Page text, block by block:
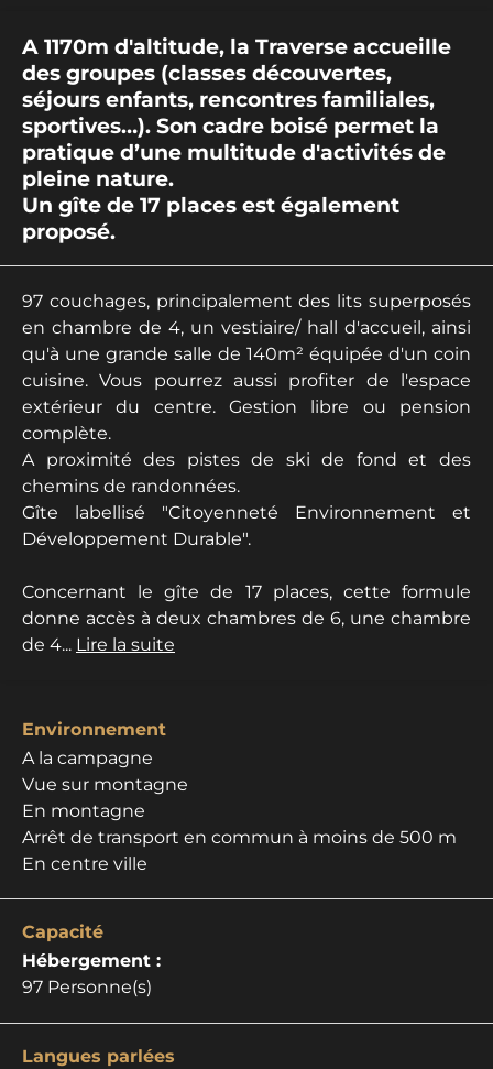
A 1170m d'altitude, la Traverse accueille
des groupes (classes découvertes,
séjours enfants, rencontres familiales,
sportives…). Son cadre boisé permet la
pratique d’une multitude d'activités de
pleine nature.
Un gîte de 17 places est également
proposé.
97 couchages, principalement des lits superposés
en chambre de 4, un vestiaire/ hall d'accueil, ainsi
qu'à une grande salle de 140m² équipée d'un coin
cuisine. Vous pourrez aussi profiter de l'espace
extérieur du centre. Gestion libre ou pension
complète.
A proximité des pistes de ski de fond et des
chemins de randonnées.
Gîte labellisé "Citoyenneté Environnement et
Développement Durable".
Concernant le gîte de 17 places, cette formule
donne accès à deux chambres de 6, une chambre
de 4... Lire la suite
Environnement
A la campagne
Vue sur montagne
En montagne
Arrêt de transport en commun à moins de 500 m
En centre ville
Capacité
Hébergement :
97 Personne(s)
Langues parlées